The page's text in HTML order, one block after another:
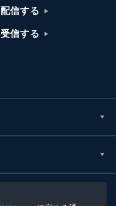
信する
信する